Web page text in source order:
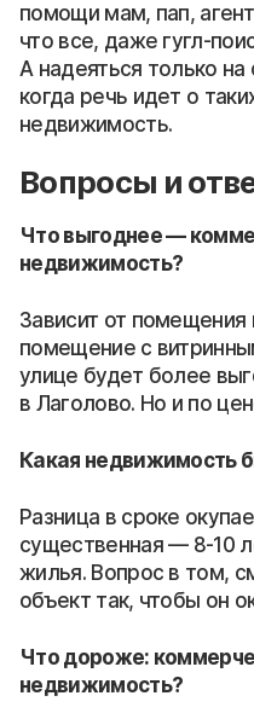
помощи мам, пап,
что все, даже гугл-
А надеяться только
когда речь идет о
недвижимость.
Вопросы и
Что выгоднее —
недвижимость?
Зависит от
помещение с
улице будет более
в Лаголово. Но и по
Какая недвижимость
Разница в сроке
существенная — 8-10
жилья. Вопрос в том,
объект так, чтобы он
Что дороже:
недвижимость?